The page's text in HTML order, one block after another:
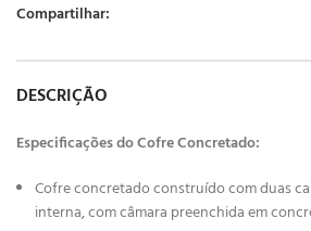
Compartilhar:
DESCRIÇÃO
Especificações do Cofre Concretado:
Cofre concretado construído com duas
interna, com câmara preenchida em